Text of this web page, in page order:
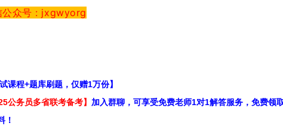
公众号 : jxgwyorg
课程+题库刷题，仅赠1万份】
公务员多省联考备考】 加入群聊，可享受免费老师1对1解答服务，免费领
！